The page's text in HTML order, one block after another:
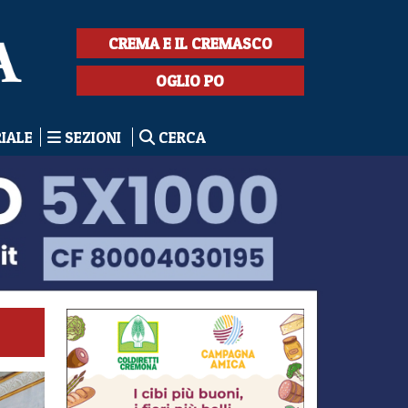
CREMA E IL CREMASCO
OGLIO PO
SEZIONI CERCA